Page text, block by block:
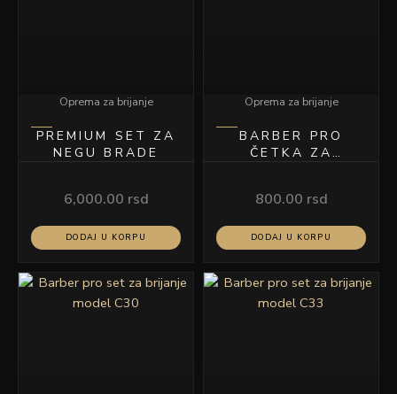
Oprema za brijanje
PREMIUM SET ZA
NEGU BRADE
6,000.00 rsd
DODAJ U KORPU
Oprema za brijanje
BARBER PRO
ČETKA ZA
800.00 rsd
DODAJ U KORPU